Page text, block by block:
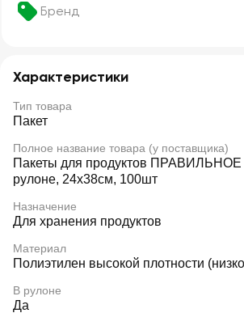
Бренд
Характеристики
Тип товара
Пакет
Полное название товара (у поставщика)
Пакеты для продуктов
рулоне, 24х38см, 100шт
Назначение
Для хранения продуктов
Материал
Полиэтилен высокой плотности
В рулоне
Да